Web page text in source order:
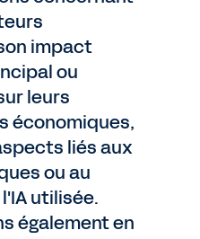
impact
ou
leurs
économiques,
liés aux
ou au
utilisée.
également en